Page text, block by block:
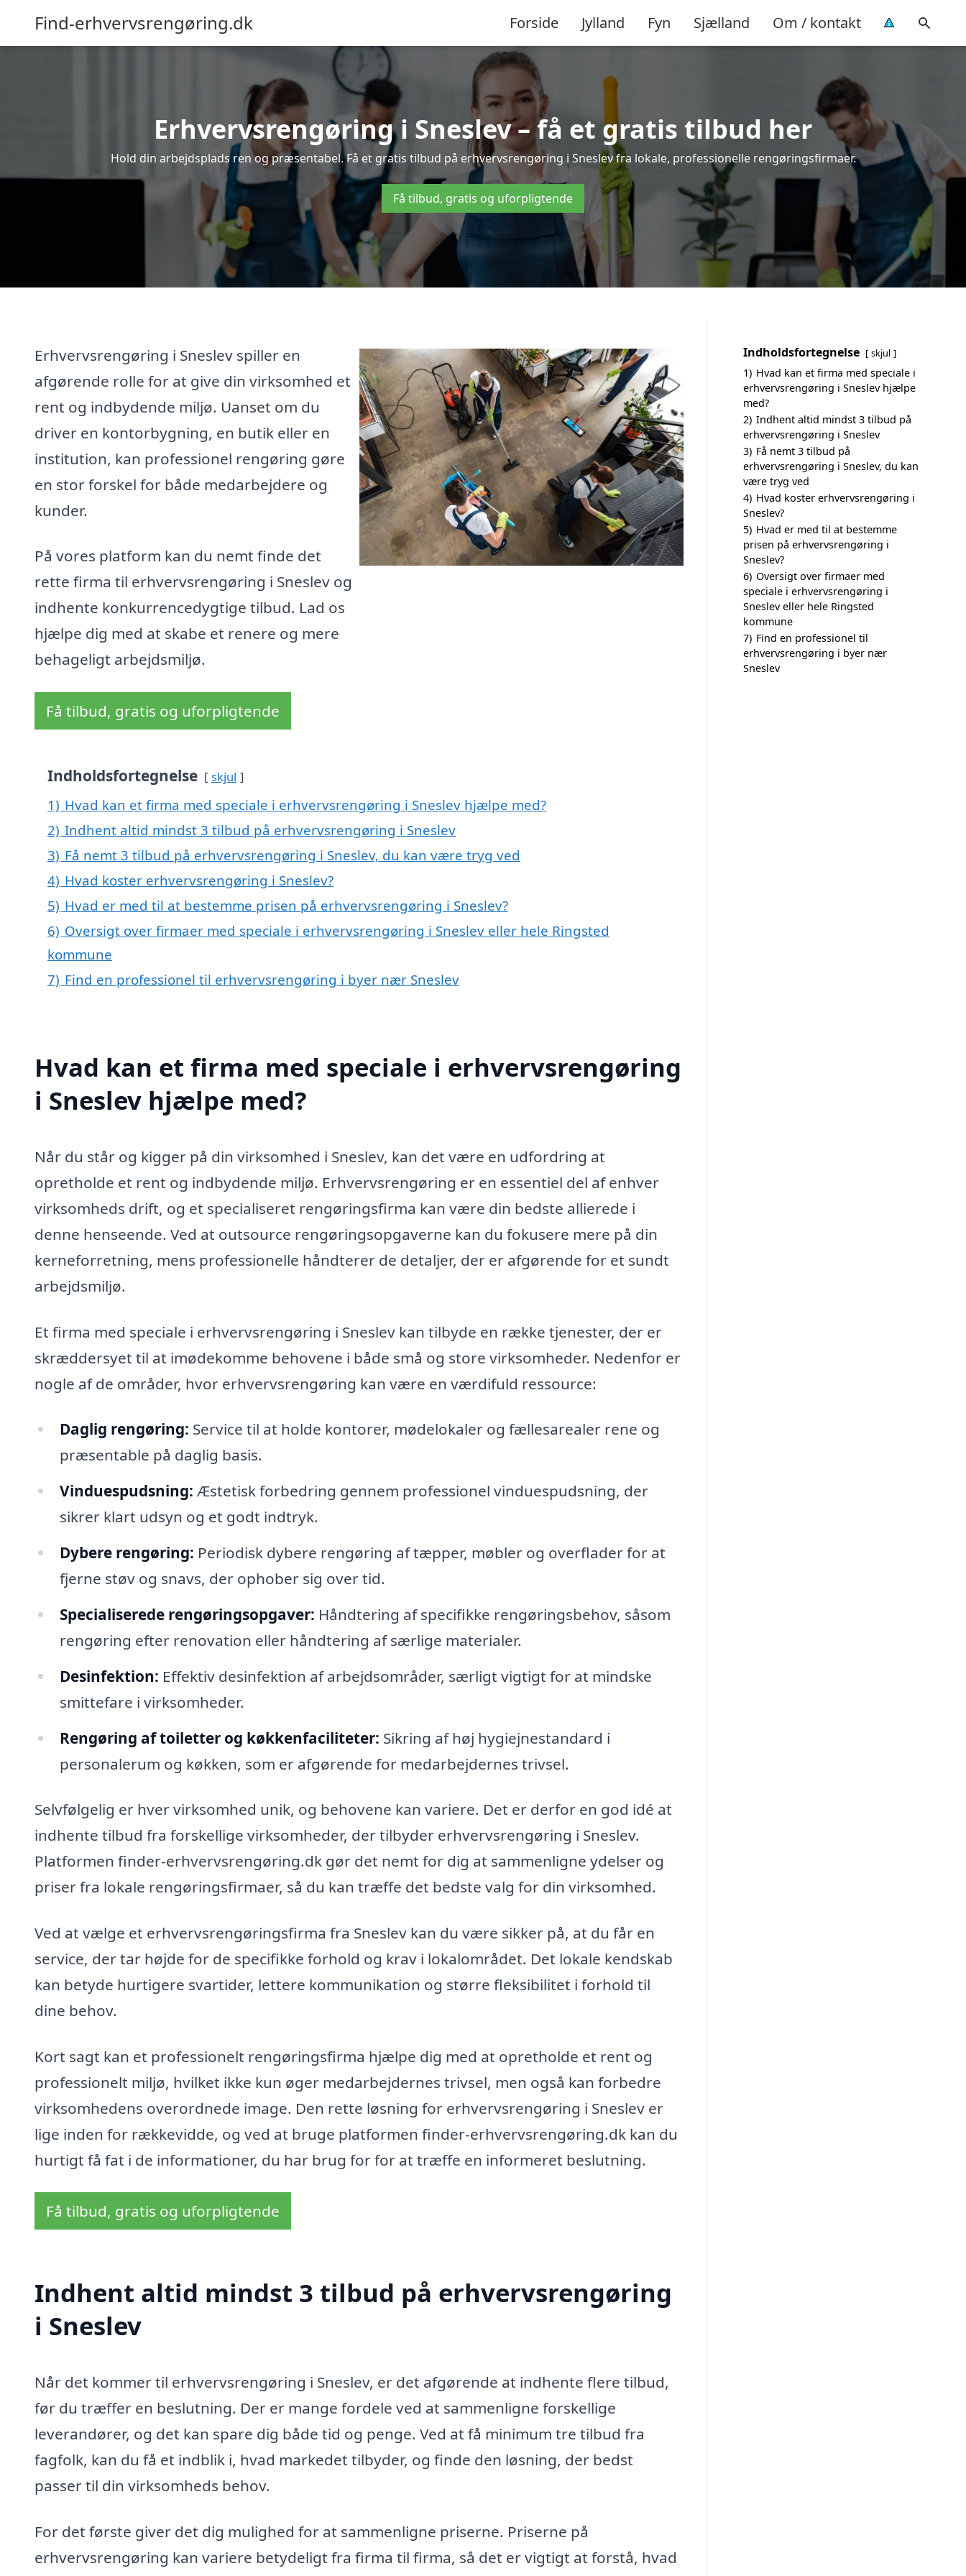
Find-erhvervsrengøring.dk Forside Jylland Fyn Sjælland Om / kontakt
Erhvervsrengøring i Sneslev – få et gratis tilbud her
Hold din arbejdsplads ren og præsentabel. Få et gratis tilbud på erhvervsrengøring i Sneslev fra lokale, professionelle rengøringsfirmaer.
Få tilbud, gratis og uforpligtende
Erhvervsrengøring i Sneslev spiller en
afgørende rolle for at give din virksomhed et
rent og indbydende miljø. Uanset om du
driver en kontorbygning, en butik eller en
institution, kan professionel rengøring gøre
en stor forskel for både medarbejdere og
kunder.
På vores platform kan du nemt finde det
rette firma til erhvervsrengøring i Sneslev og
indhente konkurrencedygtige tilbud. Lad os
hjælpe dig med at skabe et renere og mere
behageligt arbejdsmiljø.
Få tilbud, gratis og uforpligtende
Indholdsfortegnelse skjul
1) Hvad kan et firma med speciale i erhvervsrengøring i Sneslev hjælpe med?
2) Indhent altid mindst 3 tilbud på erhvervsrengøring i Sneslev
3) Få nemt 3 tilbud på erhvervsrengøring i Sneslev, du kan være tryg ved
4) Hvad koster erhvervsrengøring i Sneslev?
5) Hvad er med til at bestemme prisen på erhvervsrengøring i Sneslev?
6) Oversigt over firmaer med speciale i erhvervsrengøring i Sneslev eller hele Ringsted
kommune
7) Find en professionel til erhvervsrengøring i byer nær Sneslev
Hvad kan et firma med speciale i erhvervsrengøring
i Sneslev hjælpe med?
Når du står og kigger på din virksomhed i Sneslev, kan det være en udfordring at
opretholde et rent og indbydende miljø. Erhvervsrengøring er en essentiel del af enhver
virksomheds drift, og et specialiseret rengøringsfirma kan være din bedste allierede i
denne henseende. Ved at outsource rengøringsopgaverne kan du fokusere mere på din
kerneforretning, mens professionelle håndterer de detaljer, der er afgørende for et sundt
arbejdsmiljø.
Et firma med speciale i erhvervsrengøring i Sneslev kan tilbyde en række tjenester, der er
skræddersyet til at imødekomme behovene i både små og store virksomheder. Nedenfor er
nogle af de områder, hvor erhvervsrengøring kan være en værdifuld ressource:
Daglig rengøring: Service til at holde kontorer, mødelokaler og fællesarealer rene og
præsentable på daglig basis.
Vinduespudsning: Æstetisk forbedring gennem professionel vinduespudsning, der
sikrer klart udsyn og et godt indtryk.
Dybere rengøring: Periodisk dybere rengøring af tæpper, møbler og overflader for at
fjerne støv og snavs, der ophober sig over tid.
Specialiserede rengøringsopgaver: Håndtering af specifikke rengøringsbehov, såsom
rengøring efter renovation eller håndtering af særlige materialer.
Desinfektion: Effektiv desinfektion af arbejdsområder, særligt vigtigt for at mindske
smittefare i virksomheder.
Rengøring af toiletter og køkkenfaciliteter: Sikring af høj hygiejnestandard i
personalerum og køkken, som er afgørende for medarbejdernes trivsel.
Selvfølgelig er hver virksomhed unik, og behovene kan variere. Det er derfor en god idé at
indhente tilbud fra forskellige virksomheder, der tilbyder erhvervsrengøring i Sneslev.
Platformen finder-erhvervsrengøring.dk gør det nemt for dig at sammenligne ydelser og
priser fra lokale rengøringsfirmaer, så du kan træffe det bedste valg for din virksomhed.
Ved at vælge et erhvervsrengøringsfirma fra Sneslev kan du være sikker på, at du får en
service, der tar højde for de specifikke forhold og krav i lokalområdet. Det lokale kendskab
kan betyde hurtigere svartider, lettere kommunikation og større fleksibilitet i forhold til
dine behov.
Kort sagt kan et professionelt rengøringsfirma hjælpe dig med at opretholde et rent og
professionelt miljø, hvilket ikke kun øger medarbejdernes trivsel, men også kan forbedre
virksomhedens overordnede image. Den rette løsning for erhvervsrengøring i Sneslev er
lige inden for rækkevidde, og ved at bruge platformen finder-erhvervsrengøring.dk kan du
hurtigt få fat i de informationer, du har brug for for at træffe en informeret beslutning.
Få tilbud, gratis og uforpligtende
Indhent altid mindst 3 tilbud på erhvervsrengøring
i Sneslev
Når det kommer til erhvervsrengøring i Sneslev, er det afgørende at indhente flere tilbud,
før du træffer en beslutning. Der er mange fordele ved at sammenligne forskellige
leverandører, og det kan spare dig både tid og penge. Ved at få minimum tre tilbud fra
fagfolk, kan du få et indblik i, hvad markedet tilbyder, og finde den løsning, der bedst
passer til din virksomheds behov.
For det første giver det dig mulighed for at sammenligne priserne. Priserne på
erhvervsrengøring kan variere betydeligt fra firma til firma, så det er vigtigt at forstå, hvad
Indholdsfortegnelse skjul
1) Hvad kan et firma med speciale i
erhvervsrengøring i Sneslev hjælpe
med?
2) Indhent altid mindst 3 tilbud på
erhvervsrengøring i Sneslev
3) Få nemt 3 tilbud på
erhvervsrengøring i Sneslev, du kan
være tryg ved
4) Hvad koster erhvervsrengøring i
Sneslev?
5) Hvad er med til at bestemme
prisen på erhvervsrengøring i
Sneslev?
6) Oversigt over firmaer med
speciale i erhvervsrengøring i
Sneslev eller hele Ringsted
kommune
7) Find en professionel til
erhvervsrengøring i byer nær
Sneslev